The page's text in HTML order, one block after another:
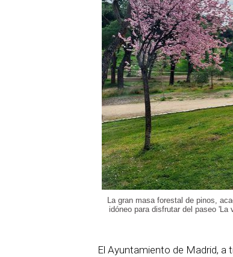
La gran masa forestal de pinos,
idóneo para disfrutar del paseo
El Ayuntamiento de Madrid, a